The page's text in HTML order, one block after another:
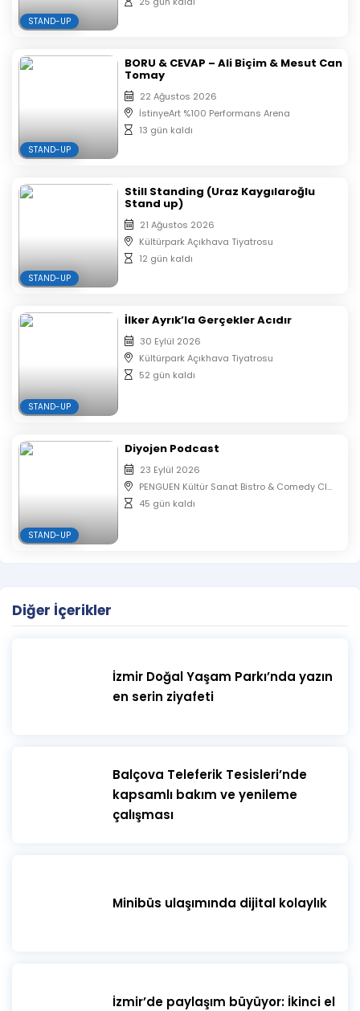
telefondan göstermeniz gerekmektedir.
STAND-UP
STAND-UP
BORU & CEVAP – Ali Biçim & Mesut Can
Tomay
22 Ağustos 2026
İstinyeArt %100 Performans Arena
13 gün kaldı
STAND-UP
Still Standing (Uraz Kaygılaroğlu
Stand up)
21 Ağustos 2026
Kültürpark Açıkhava Tiyatrosu
12 gün kaldı
STAND-UP
İlker Ayrık’la Gerçekler Acıdır
30 Eylül 2026
Kültürpark Açıkhava Tiyatrosu
52 gün kaldı
STAND-UP
Diyojen Podcast
23 Eylül 2026
PENGUEN Kültür Sanat Bistro & Comedy Club
45 gün kaldı
Diğer İçerikler
İzmir Doğal Yaşam Parkı’nda yazın
en serin ziyafeti
​Balçova Teleferik Tesisleri’nde
kapsamlı bakım ve yenileme
çalışması
Minibüs ulaşımında dijital kolaylık
İzmir’de paylaşım büyüyor: İkinci el